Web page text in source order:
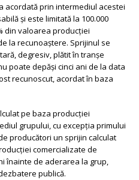
acordată prin intermediul acestei
și este limitată la 100.000
din valoarea producției
la recunoaștere. Sprijinul se
degresiv, plătit în tranșe
poate depăși cinci ani de la data
recunoscut, acordat în baza
pe baza producției
grupului, cu excepția primului
producători un sprijin calculat
comercializate de
înainte de aderarea la grup,
publică.